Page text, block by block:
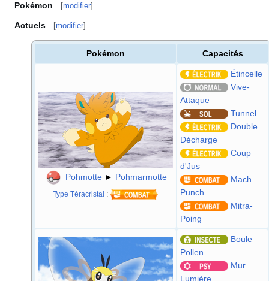
Pokémon [modifier]
Actuels [modifier]
Pokémon Capacités
Pohmotte ► Pohmarmotte
Type Téracristal :
Étincelle
Vive-
Attaque
Tunnel
Double
Décharge
Coup
d'Jus
Mach
Punch
Mitra-
Poing
Boule
Pollen
Mur
Lumière